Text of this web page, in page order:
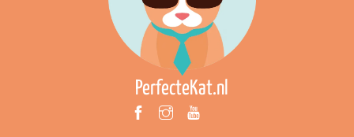
PerfecteKat.nl